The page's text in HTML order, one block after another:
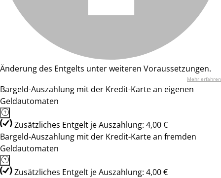
Änderung des Entgelts unter weiteren Voraussetzungen.
Mehr erfahren
Bargeld-Auszahlung mit der Kredit-Karte an eigenen
Geldautomaten
Zusätzliches Entgelt je Auszahlung: 4,00 €
Bargeld-Auszahlung mit der Kredit-Karte an fremden
Geldautomaten
Zusätzliches Entgelt je Auszahlung: 4,00 €